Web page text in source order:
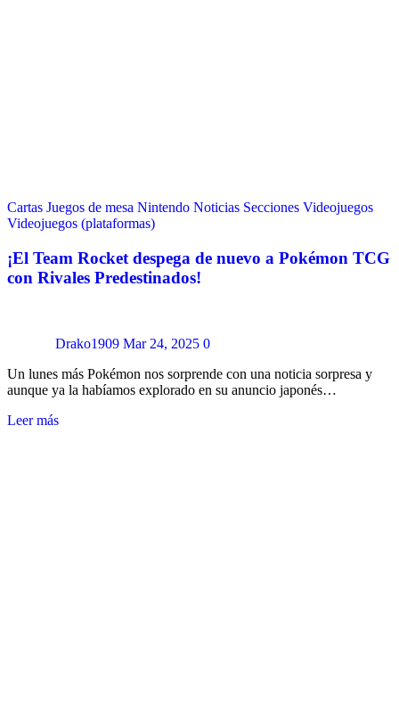
Cartas Juegos de mesa Nintendo Noticias Secciones Videojuegos
Videojuegos (plataformas)
¡El Team Rocket despega de nuevo a Pokémon TCG
con Rivales Predestinados!
Drako1909 Mar 24, 2025 0
Un lunes más Pokémon nos sorprende con una noticia sorpresa y
aunque ya la habíamos explorado en su anuncio japonés…
Leer más